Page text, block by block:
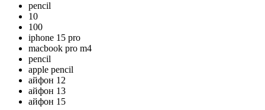
pencil
10
100
iphone 15 pro
macbook pro m4
pencil
apple pencil
айфон 12
айфон 13
айфон 15